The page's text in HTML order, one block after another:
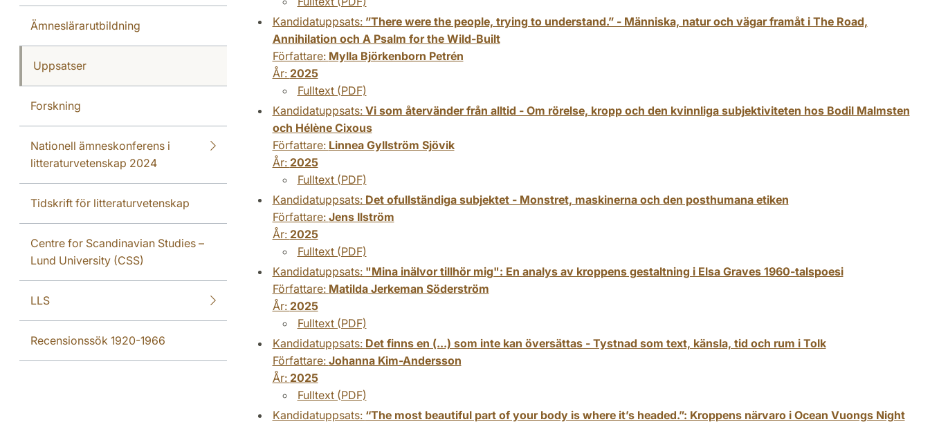
Ämneslärarutbildning
Uppsatser
Forskning
Nationell ämneskonferens i
litteraturvetenskap 2024
Tidskrift för litteraturvetenskap
Centre for Scandinavian Studies –
Lund University (CSS)
LLS
Recensionssök 1920-1966
Kandidatuppsats: ”There were the people, trying to understand.” - Människa, natur och vägar framåt i The Road,
Annihilation och A Psalm for the Wild-Built
Författare: Mylla Björkenborn Petrén
År: 2025
Fulltext (PDF)
Kandidatuppsats: Vi som återvänder från alltid - Om rörelse, kropp och den kvinnliga subjektiviteten hos Bodil Malmsten
och Hélène Cixous
Författare: Linnea Gyllström Sjövik
År: 2025
Fulltext (PDF)
Kandidatuppsats: Det ofullständiga subjektet - Monstret, maskinerna och den posthumana etiken
Författare: Jens Ilström
År: 2025
Fulltext (PDF)
Kandidatuppsats: "Mina inälvor tillhör mig": En analys av kroppens gestaltning i Elsa Graves 1960-talspoesi
Författare: Matilda Jerkeman Söderström
År: 2025
Fulltext (PDF)
Kandidatuppsats: Det finns en (...) som inte kan översättas - Tystnad som text, känsla, tid och rum i Tolk
Författare: Johanna Kim-Andersson
År: 2025
Fulltext (PDF)
Kandidatuppsats: “The most beautiful part of your body is where it’s headed.”: Kroppens närvaro i Ocean Vuongs Night